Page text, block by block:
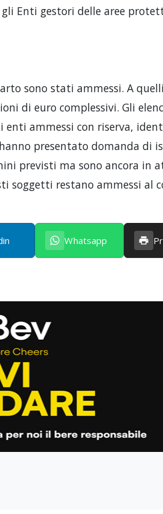
Enti gestori delle aree
sono stati ammessi. A
di euro complessivi. Gli
ammessi con riserva,
presentato domanda di
previsti ma sono ancora in
soggetti restano ammessi al
Whatsapp